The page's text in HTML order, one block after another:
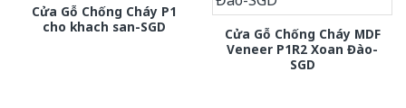
Cửa Gỗ Chống Cháy P1
cho khach san-SGD
Cửa Gỗ Chống Cháy MDF
Veneer P1R2 Xoan Đào-
SGD